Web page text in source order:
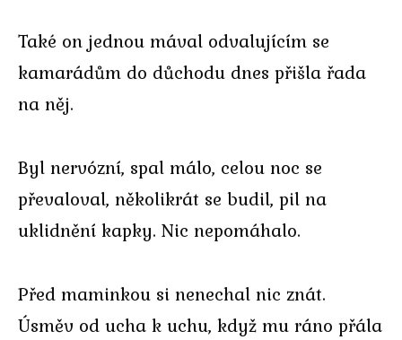
Také on jednou mával odvalujícím se
kamarádům do důchodu dnes přišla řada
na něj.
Byl nervózní, spal málo, celou noc se
převaloval, několikrát se budil, pil na
uklidnění kapky. Nic nepomáhalo.
Před maminkou si nenechal nic znát.
Úsměv od ucha k uchu, když mu ráno přála